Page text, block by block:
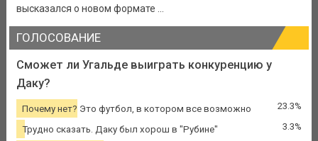
высказался о новом формате ...
ГОЛОСОВАНИЕ
Сможет ли Угальде выиграть конкуренцию у
Даку?
Почему нет? Это футбол, в котором все возможно 23.3%
Трудно сказать. Даку был хорош в "Рубине" 3.3%